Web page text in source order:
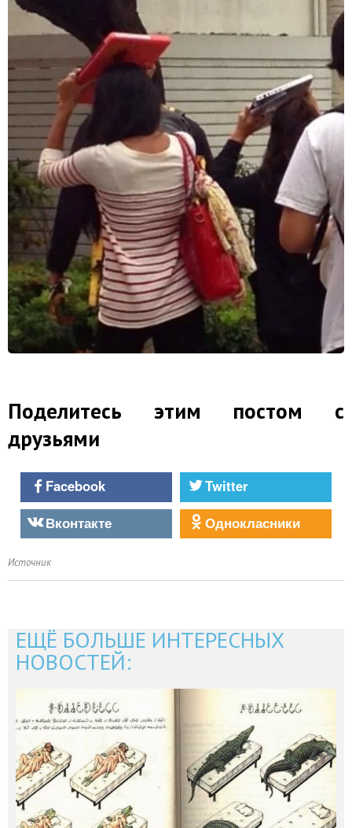
Поделитесь этим постом с
друзьями
Facebook
Twitter
Вконтакте
Однокласники
Источник
ЕЩЁ БОЛЬШЕ ИНТЕРЕСНЫХ
НОВОСТЕЙ: